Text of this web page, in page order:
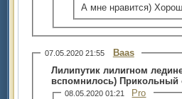
А мне нравится)
07.05.2020 21:55
Baas
Лилипутик лилигном
вспомнилось) Прикольный
08.05.2020 01:21
Pro